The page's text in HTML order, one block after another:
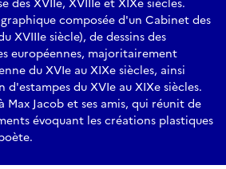
des XVIIe, XVIIIe et XIXe siècles.
composée d'un Cabinet des
XVIIIe siècle), de dessins des
européennes, majoritairement
du XVIe au XIXe siècles, ainsi
du XVIe au XIXe siècles.
Max Jacob et ses amis, qui réunit de
évoquant les créations plastiques